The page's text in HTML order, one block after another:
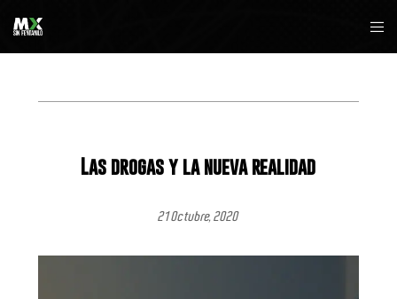
Las drogas y la nueva realidad
21 Octubre, 2020